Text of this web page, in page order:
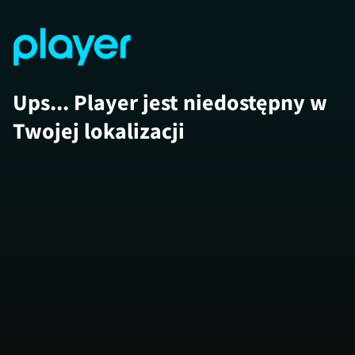
Ups... Player jest niedostępny w
Twojej lokalizacji